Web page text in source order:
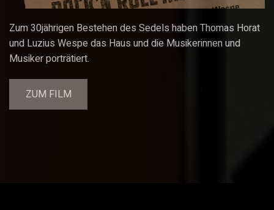
Zum 30jährigen Bestehen des Sedels haben Thomas Horat
und Luzius Wespe das Haus und die Musikerinnen und
Musiker porträtiert.
ZUM FILM